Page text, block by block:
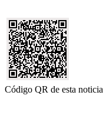
Código QR de esta noticia